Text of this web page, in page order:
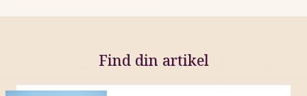
Find din artikel